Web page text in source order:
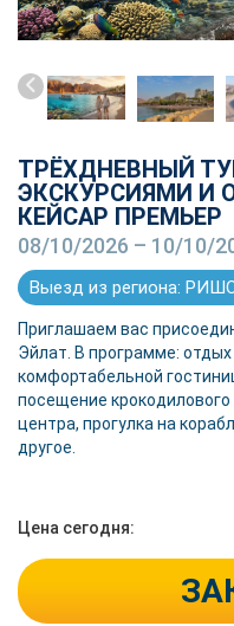
ТРЁХДНЕВНЫЙ
ЭКСКУРСИЯМИ И
КЕЙСАР ПРЕМЬЕР
08/10/2026 – 10/10/
Выезд из региона:
Приглашаем вас
Эйлат. В программе:
комфортабельной
посещение
центра, прогулка на
другое.
Цена сегодня: